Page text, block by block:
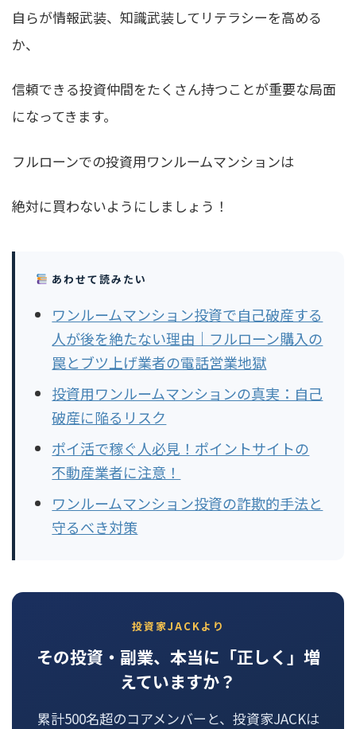
自らが情報武装、知識武装してリテラシーを高める
か、
信頼できる投資仲間をたくさん持つことが重要な局面
になってきます。
フルローンでの投資用ワンルームマンションは
絶対に買わないようにしましょう！
あわせて読みたい
ワンルームマンション投資で自己破産する
人が後を絶たない理由｜フルローン購入の
罠とブツ上げ業者の電話営業地獄
投資用ワンルームマンションの真実：自己
破産に陥るリスク
ポイ活で稼ぐ人必見！ポイントサイトの
不動産業者に注意！
ワンルームマンション投資の詐欺的手法と
守るべき対策
投資家JACKより
その投資・副業、本当に「正しく」増
えていますか？
累計500名超のコアメンバーと、投資家JACKは